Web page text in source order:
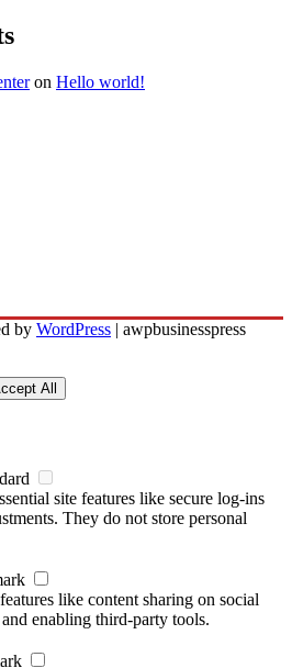
on Hello world!
by WordPress | awpbusinesspress
All
site features like secure log-ins
They do not store personal
like content sharing on social
enabling third-party tools.